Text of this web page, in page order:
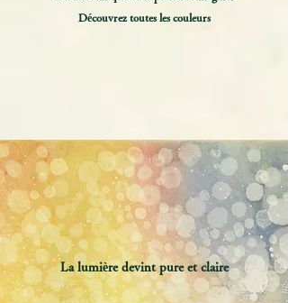
Découvrez toutes les couleurs
La lumière devint pure et claire